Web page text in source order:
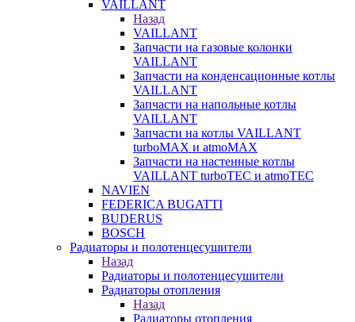
VAILLANT
Назад
VAILLANT
Запчасти на газовые колонки
VAILLANT
Запчасти на конденсационные котлы
VAILLANT
Запчасти на напольные котлы
VAILLANT
Запчасти на котлы VAILLANT
turboMAX и atmoMAX
Запчасти на настенные котлы
VAILLANT turboTEC и atmoTEC
NAVIEN
FEDERICA BUGATTI
BUDERUS
BOSCH
Радиаторы и полотенцесушители
Назад
Радиаторы и полотенцесушители
Радиаторы отопления
Назад
Радиаторы отопления